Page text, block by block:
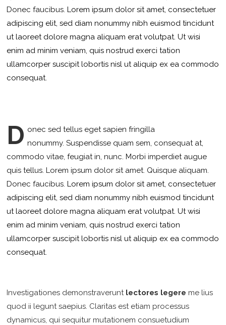
Donec faucibus.Lorem ipsum dolor sit amet, consectetuer
adipiscing elit, sed diam nonummy nibh euismod tincidunt
ut laoreet dolore magna aliquam erat volutpat. Ut wisi
enim ad minim veniam, quis nostrud exerci tation
ullamcorper suscipit lobortis nisl ut aliquip ex ea commodo
consequat.
D onec sed tellus eget sapien fringilla
nonummy.Suspendisse quam sem, consequat at,
commodo vitae, feugiat in, nunc. Morbi imperdiet augue
quis tellus. Lorem ipsum dolor sit amet. Quisque aliquam.
Donec faucibus.Lorem ipsum dolor sit amet, consectetuer
adipiscing elit, sed diam nonummy nibh euismod tincidunt
ut laoreet dolore magna aliquam erat volutpat. Ut wisi
enim ad minim veniam, quis nostrud exerci tation
ullamcorper suscipit lobortis nisl ut aliquip ex ea commodo
consequat.
Investigationes demonstraverunt lectores legere me lius
quod ii legunt saepius. Claritas est etiam processus
dynamicus, qui sequitur mutationem consuetudium